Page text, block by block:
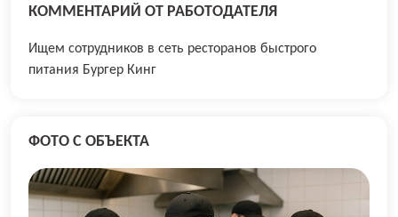
КОММЕНТАРИЙ ОТ РАБОТОДАТЕЛЯ
Ищем сотрудников в сеть ресторанов быстрого
питания Бургер Кинг
ФОТО С ОБЪЕКТА